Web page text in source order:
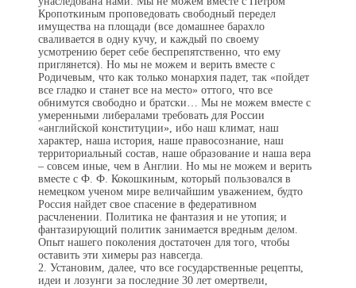
Кропот­киным проповедовать свободный передел
имущества на площади (все домашнее барахло
сваливается в одну кучу, и каждый по своему
усмотрению берет себе беспрепятственно, что ему
приглянется). Но мы не можем и верить вместе с
Родичевым, что как только монархия падет, так «пойдет
все гладко и станет все на место» оттого, что все
обнимутся свободно и братски… Мы не можем вместе с
умеренными либералами требовать для России
«английской конституции», ибо наш климат, наш
характер, наша история, наше правосознание, наш
территориальный состав, наше образование и наша вера
– совсем иные, чем в Англии. Но мы не можем и верить
вместе с Ф. Ф. Кокошкиным, который пользовался в
немецком ученом мире величайшим уважением, будто
Россия найдет свое спасение в федеративном
расчленении. Политика не фантазия и не утопия; и
фантазирующий политик занимается вредным делом.
Опыт нашего поколения достаточен для того, чтобы
оставить эти химеры раз навсегда.
2. Установим, далее, что все государственные рецепты,
идеи и лозунги за последние 30 лет омертвели,